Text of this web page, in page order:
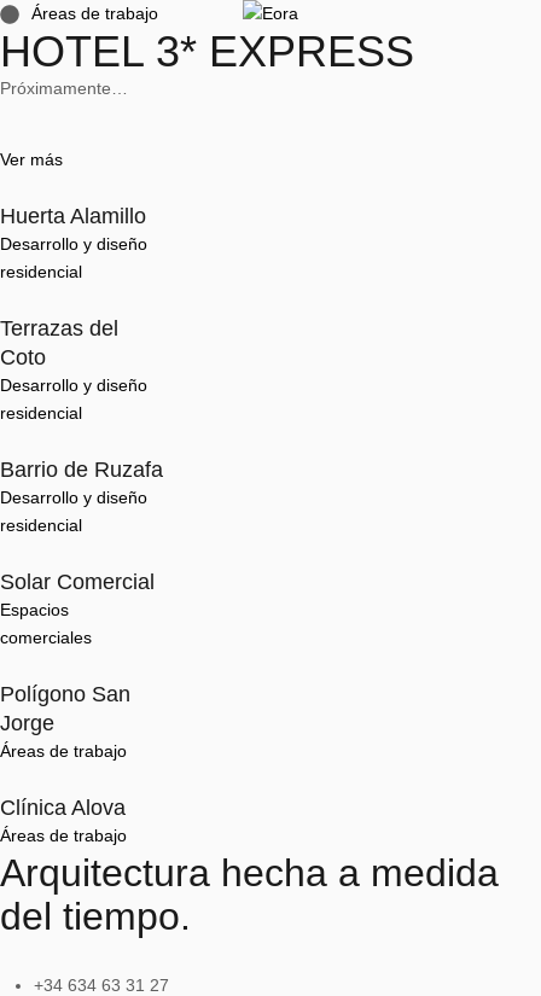
Áreas de trabajo
HOTEL 3* EXPRESS
Próximamente…
Ver más
Huerta Alamillo
Desarrollo y diseño
residencial
Terrazas del
Coto
Desarrollo y diseño
residencial
Barrio de Ruzafa
Desarrollo y diseño
residencial
Solar Comercial
Espacios
comerciales
Polígono San
Jorge
Áreas de trabajo
Clínica Alova
Áreas de trabajo
Arquitectura hecha a medida
del tiempo.
+34 634 63 31 27